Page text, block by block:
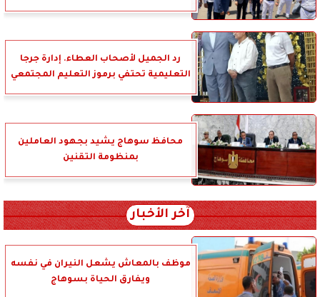
رد الجميل لأصحاب العطاء. إدارة جرجا
التعليمية تحتفي برموز التعليم المجتمعي
محافظ سوهاج يشيد بجهود العاملين
بمنظومة التقنين
آخر الأخبار
موظف بالمعاش يشعل النيران في نفسه
ويفارق الحياة بسوهاج